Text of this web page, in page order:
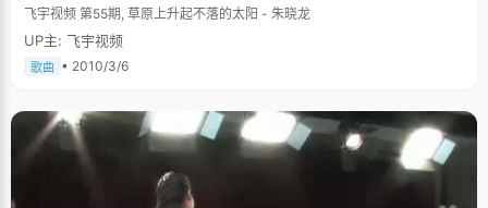
飞宇视频 第55期, 草原上升起不落的太阳 - 朱晓龙
UP主: 飞宇视频
歌曲 • 2010/3/6